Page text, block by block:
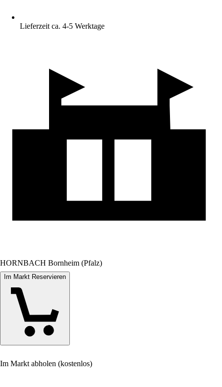
Lieferzeit ca. 4-5 Werktage
HORNBACH Bornheim (Pfalz)
Im Markt Reservieren
Im Markt abholen (kostenlos)